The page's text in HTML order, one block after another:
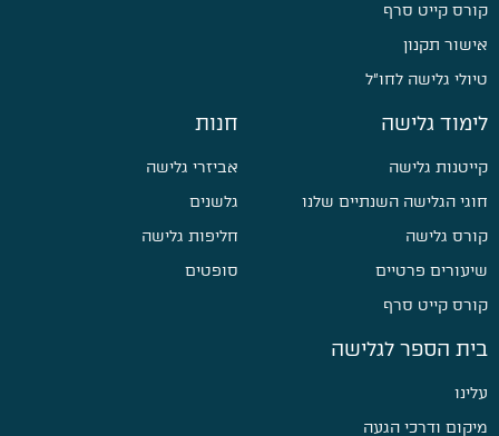
קורס קייט סרף
אישור תקנון
טיולי גלישה לחו״ל
לימוד גלישה
קייטנות גלישה
חוגי הגלישה השנתיים שלנו
קורס גלישה
שיעורים פרטיים
קורס קייט סרף
חנות
אביזרי גלישה
גלשנים
חליפות גלישה
סופטים
בית הספר לגלישה
עלינו
מיקום ודרכי הגעה